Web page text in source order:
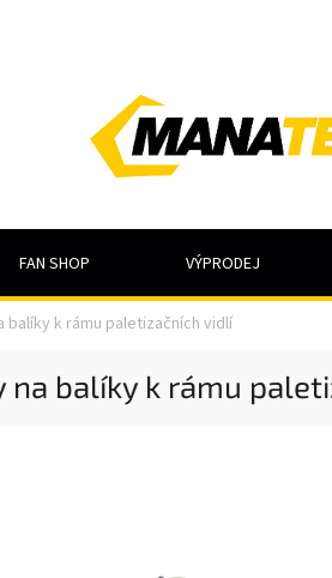
FAN SHOP VÝPRODEJ
balíky k rámu paletizačních vidlí
na balíky k rámu